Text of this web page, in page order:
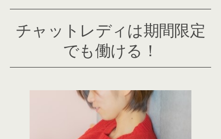
チャットレディは期間限定
でも働ける！